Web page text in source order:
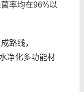
率均在96%以
路线，
净化多功能材